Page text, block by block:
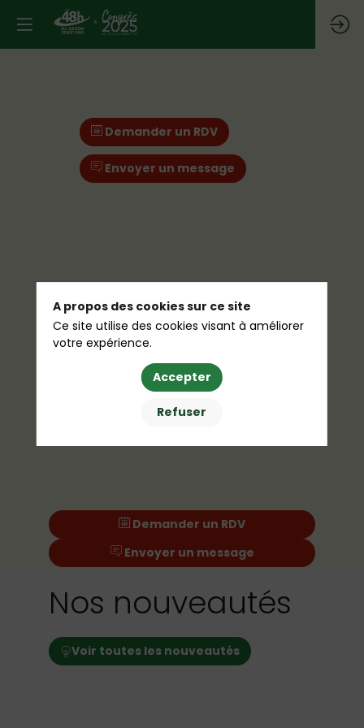
Demander un RDV
Envoyer un message
Demander un RDV
Envoyer un message
Nos nouveautés
Voir toutes les nouveautés
A propos des cookies sur ce site
Ce site utilise des cookies visant à améliorer
votre expérience.
Accepter
Refuser